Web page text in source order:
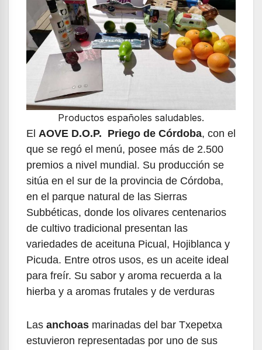
Productos españoles saludables.
El AOVE D.O.P. Priego de Córdoba, con el
que se regó el menú, posee más de 2.500
premios a nivel mundial. Su producción se
sitúa en el sur de la provincia de Córdoba,
en el parque natural de las Sierras
Subbéticas, donde los olivares centenarios
de cultivo tradicional presentan las
variedades de aceituna Picual, Hojiblanca y
Picuda. Entre otros usos, es un aceite ideal
para freír. Su sabor y aroma recuerda a la
hierba y a aromas frutales y de verduras
Las anchoas marinadas del bar Txepetxa
estuvieron representadas por uno de sus